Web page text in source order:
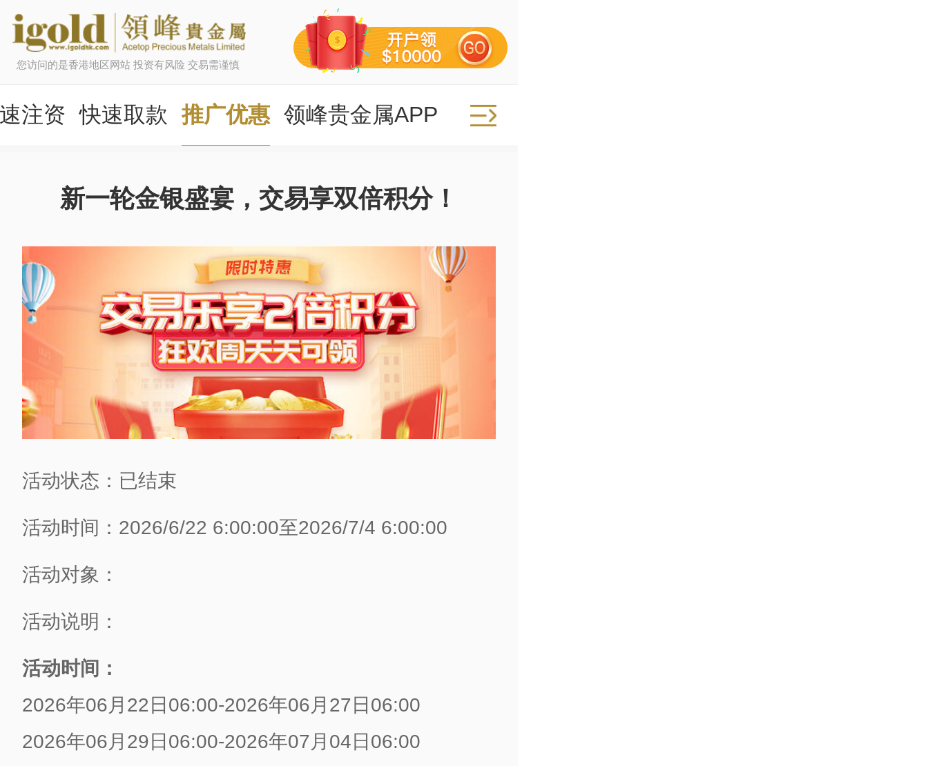
您访问的是香港地区网站 投资有风险 交易需谨慎
注资 快速取款 推广优惠 领峰贵金属APP
新一轮金银盛宴，交易享双倍积分！
活动状态：已结束
活动时间：2026/6/22 6:00:00至2026/7/4 6:00:00
活动对象：
活动说明：
活动时间：
2026年06月22日06:00-2026年06月27日06:00
2026年06月29日06:00-2026年07月04日06:00